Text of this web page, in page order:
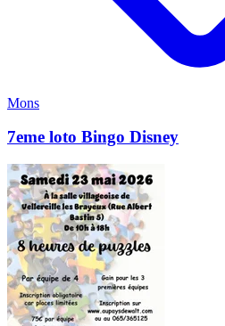
Mons
7eme loto Bingo Disney